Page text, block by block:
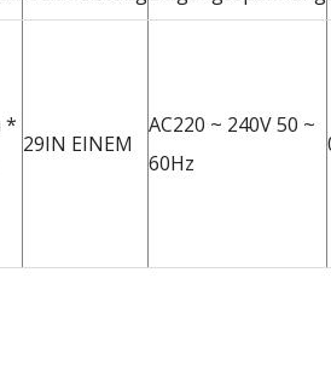
*
29IN EINEM
AC220 ~ 240V 50 ~
60Hz